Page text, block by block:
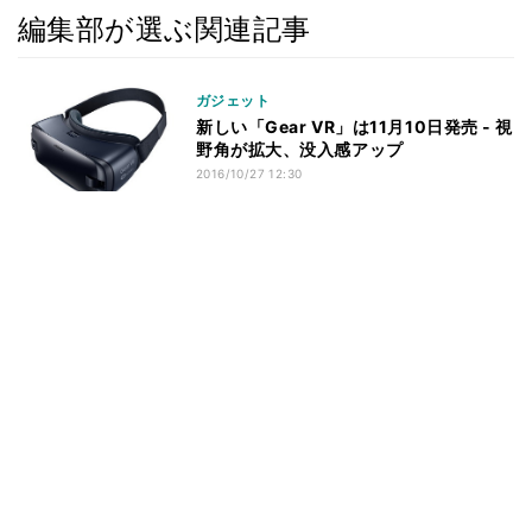
編集部が選ぶ関連記事
ガジェット
新しい「Gear VR」は11月10日発売 - 視
野角が拡大、没入感アップ
2016/10/27 12:30